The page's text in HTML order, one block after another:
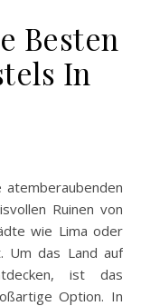
Besten
In
Ruinen von
wie Lima oder
Um das Land auf
ist das
Option. In